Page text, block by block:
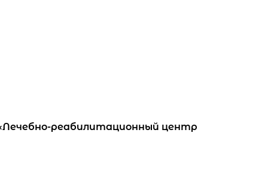
реабилитационный центр